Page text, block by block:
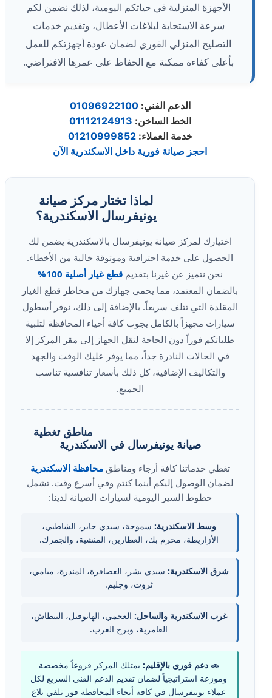
الأجهزة المنزلية في حياتكم اليومية، لذلك نضمن لكم
سرعة الاستجابة لبلاغات الأعطال، وتقديم خدمات
التصليح المنزلي الفوري لضمان عودة أجهزتكم للعمل
بأعلى كفاءة ممكنة مع الحفاظ على عمرها الافتراضي.
الدعم الفني:01096922100
الخط الساخن: 01112124913
خدمة العملاء:01210999852
احجز صيانة فورية داخل الاسكندرية الآن
لماذا تختار مركز صيانة
يونيفرسال الاسكندرية؟
اختيارك لمركز صيانة يونيفرسال بالاسكندرية يضمن لك
الحصول على خدمة احترافية وموثوقة خالية من الأخطاء.
نحن نتميز عن غيرنا بتقديمقطع غيار أصلية 100%
بالضمان المعتمد، مما يحمي جهازك من مخاطر قطع الغيار
المقلدة التي تتلف سريعاً. بالإضافة إلى ذلك، نوفر أسطول
سيارات مجهزاً بالكامل يجوب كافة أحياء المحافظة لتلبية
طلباتكم فوراً دون الحاجة لنقل الجهاز إلى مقر المركز إلا
في الحالات النادرة جداً، مما يوفر عليك الوقت والجهد
والتكاليف الإضافية، كل ذلك بأسعار تنافسية تناسب
الجميع.
مناطق تغطية
صيانة يونيفرسال في الاسكندرية
تغطي خدماتنا كافة أرجاء ومناطقمحافظة الاسكندرية
لضمان الوصول إليكم أينما كنتم وفي أسرع وقت. تشمل
خطوط السير اليومية لسيارات الصيانة لدينا:
وسط الاسكندرية: سموحة، سيدي جابر، الشاطبي،
الأزاريطة، محرم بك، العطارين، المنشية، والجمرك.
شرق الاسكندرية: سيدي بشر، العصافرة، المندرة، ميامي،
ثروت، وجليم.
غرب الاسكندرية والساحل: العجمي، الهانوفيل، البيطاش،
العامرية، وبرج العرب.
🚗دعم فوري بالإقليم: يمتلك المركز فروعاً مخصصة
وموزعة استراتيجياً لضمان تقديم الدعم الفني السريع لكل
عملاء يونيفرسال في كافة أنحاء المحافظة فور تلقي بلاغ